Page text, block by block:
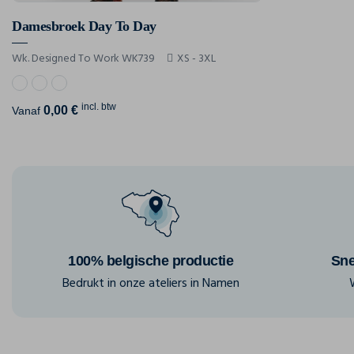
Damesbroek Day To Day
Wk. Designed To Work WK739 XS - 3XL
Vanaf 0,00 € incl. btw
100% belgische productie
Bedrukt in onze ateliers in Namen